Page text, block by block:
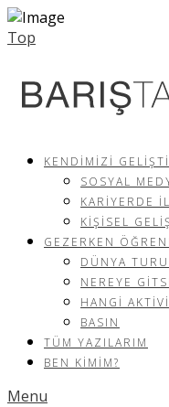
Top
KENDIMIZI
SOSYAL
KARIYERDE
KIŞISEL
GEZERKEN
DÜNYA
NEREYE
HANGI
BASIN
TÜM YAZILARIM
BEN KIMIM?
Menu